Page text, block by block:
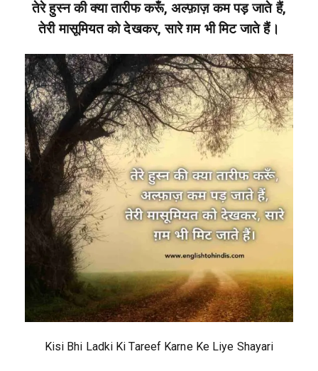
तेरे हुस्न की क्या तारीफ करूँ, अल्फ़ाज़ कम पड़ जाते हैं,
तेरी मासूमियत को देखकर, सारे ग़म भी मिट जाते हैं।
Kisi Bhi Ladki Ki Tareef Karne Ke Liye Shayari